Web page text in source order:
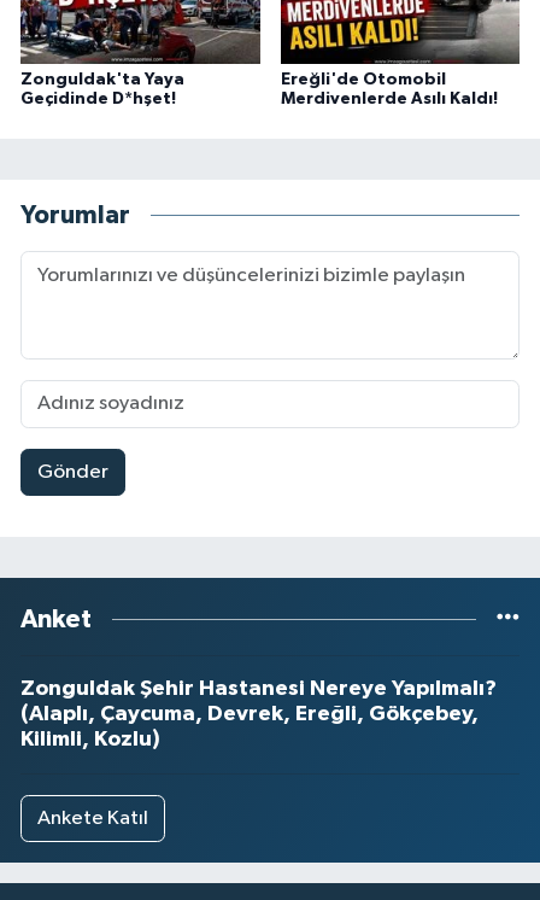
Zonguldak'ta Yaya
Geçidinde D*hşet!
Ereğli'de Otomobil
Merdivenlerde Asılı Kaldı!
Yorumlar
Gönder
Anket
Zonguldak Şehir Hastanesi Nereye Yapılmalı?
(Alaplı, Çaycuma, Devrek, Ereğli, Gökçebey,
Kilimli, Kozlu)
Ankete Katıl